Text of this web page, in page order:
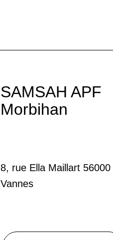
SAMSAH APF
Morbihan
8, rue Ella Maillart 56000
Vannes